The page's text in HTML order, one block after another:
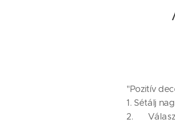
"Pozitív
1. Sétálj
2. 🎁